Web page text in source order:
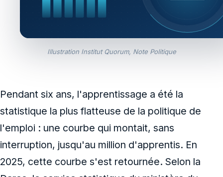
Illustration Institut Quorum, Note Politique
Pendant six ans, l'apprentissage a été la
statistique la plus flatteuse de la politique de
l'emploi : une courbe qui montait, sans
interruption, jusqu'au million d'apprentis. En
2025, cette courbe s'est retournée. Selon la